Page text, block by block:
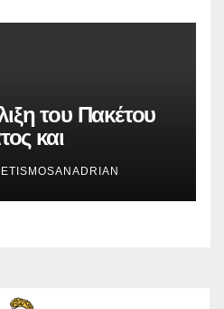
του Πακέτου
και
από την